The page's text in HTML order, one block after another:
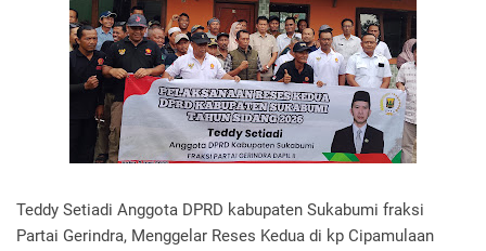
Teddy Setiadi Anggota DPRD kabupaten Sukabumi fraksi
Partai Gerindra, Menggelar Reses Kedua di kp Cipamulaan